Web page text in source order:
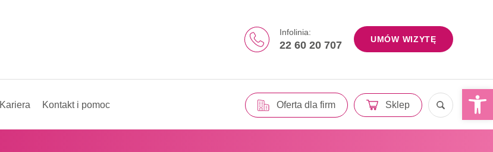
Infolinia:
22 60 20 707 UMÓW WIZYTĘ
Kariera Kontakt i pomoc Oferta dla firm Sklep